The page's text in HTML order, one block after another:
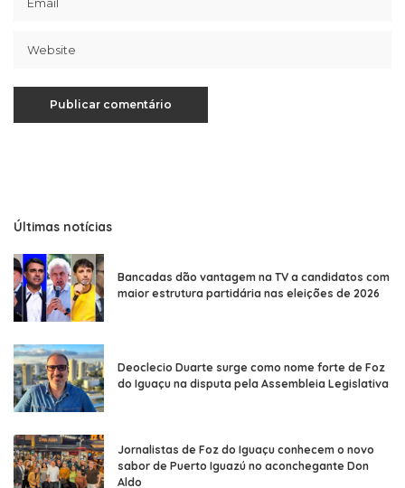
Últimas notícias
Bancadas dão vantagem na TV a candidatos com
maior estrutura partidária nas eleições de 2026
Deoclecio Duarte surge como nome forte de Foz
do Iguaçu na disputa pela Assembleia Legislativa
Jornalistas de Foz do Iguaçu conhecem o novo
sabor de Puerto Iguazú no aconchegante Don
Aldo